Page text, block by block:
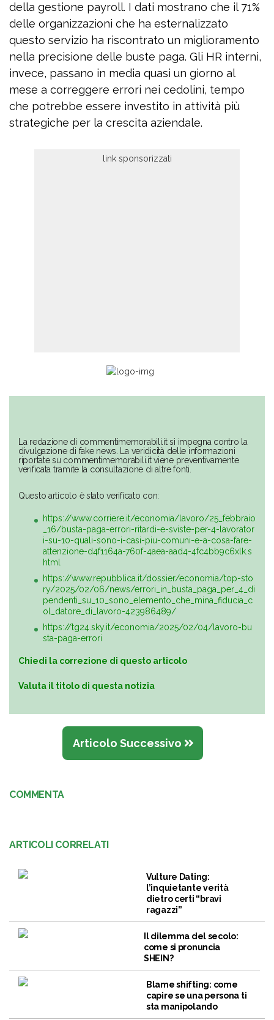
della gestione payroll. I dati mostrano che il 71%
delle organizzazioni che ha esternalizzato
questo servizio ha riscontrato un miglioramento
nella precisione delle buste paga. Gli HR interni,
invece, passano in media quasi un giorno al
mese a correggere errori nei cedolini, tempo
che potrebbe essere investito in attività più
strategiche per la crescita aziendale.
La redazione di commentimemorabili.it si impegna contro la
divulgazione di fake news. La veridicità delle informazioni
riportate su commentimemorabili.it viene preventivamente
verificata tramite la consultazione di altre fonti.
Questo articolo è stato verificato con:
https://www.corriere.it/economia/lavoro/25_febbraio
_16/busta-paga-errori-ritardi-e-sviste-per-4-lavorator
i-su-10-quali-sono-i-casi-piu-comuni-e-a-cosa-fare-
attenzione-d4f1164a-760f-4aea-aad4-4fc4bb9c6xlk.s
html
https://www.repubblica.it/dossier/economia/top-sto
ry/2025/02/06/news/errori_in_busta_paga_per_4_di
pendenti_su_10_sono_elemento_che_mina_fiducia_c
ol_datore_di_lavoro-423986489/
https://tg24.sky.it/economia/2025/02/04/lavoro-bu
sta-paga-errori
Chiedi la correzione di questo articolo
Valuta il titolo di questa notizia
Articolo Successivo
COMMENTA
ARTICOLI CORRELATI
Vulture Dating:
l’inquietante verità
dietro certi “bravi
ragazzi”
Il dilemma del secolo:
come si pronuncia
SHEIN?
Blame shifting: come
capire se una persona ti
sta manipolando